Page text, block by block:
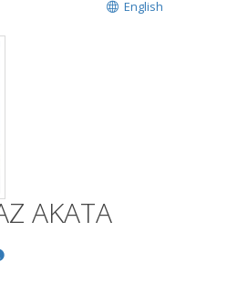
English
AKATA